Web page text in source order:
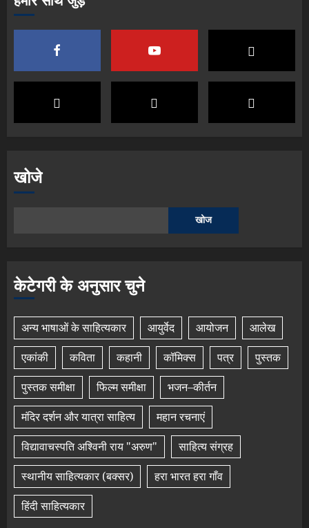
खोजे
खोज
केटेगरी के अनुसार चुने
अन्य भाषाओं के साहित्यकार आयुर्वेद आयोजन
आलेख
एकांकी
कविता कहानी कॉमिक्स पत्र
पुस्तक
पुस्तक समीक्षा
फिल्म समीक्षा
भजन–कीर्तन
मंदिर दर्शन और यात्रा साहित्य
महान रचनाएं
विद्यावाचस्पति अश्विनी राय "अरुण"
साहित्य संग्रह
स्थानीय साहित्यकार (बक्सर)
हरा भारत हरा गाँव
हिंदी साहित्यकार